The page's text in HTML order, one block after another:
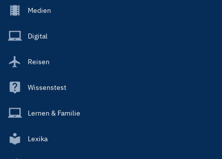
Footer
Main
Medien
Digital
Reisen
Wissenstest
Lernen & Familie
Lexika